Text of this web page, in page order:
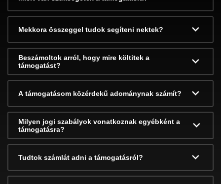
Mekkora összeggel tudok segíteni nektek?
Beszámoltok arról, hogy mire költitek a
támogatást?
A támogatásom közérdekű adománynak számít?
Milyen jogi szabályok vonatkoznak egyébként a
támogatásra?
Tudtok számlát adni a támogatásról?